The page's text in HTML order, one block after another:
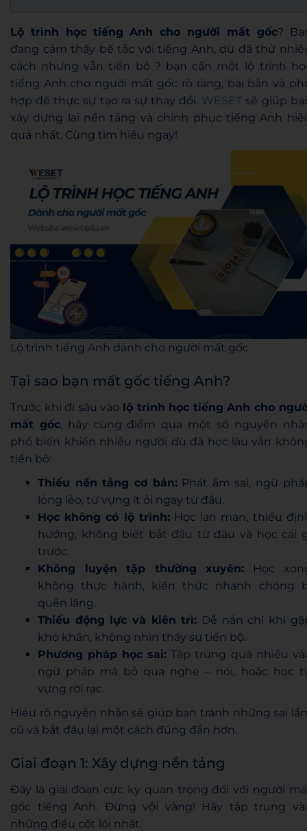
Lộ trình học tiếng Anh cho người mất gốc?
đang cảm thấy bế tắc với tiếng Anh, dù đã thử
cách nhưng vẫn tiến bộ ? bạn cần một lộ trình
tiếng Anh cho người mất gốc rõ ràng, bài bản và
hợp để thực sự tạo ra sự thay đổi. WESET sẽ giúp
xây dựng lại nền tảng và chinh phục tiếng Anh
quả nhất. Cùng tìm hiểu ngay!
Lộ trình tiếng Anh dành cho người mất gốc
Tại sao bạn mất gốc tiếng Anh?
Trước khi đi sâu vào lộ trình học tiếng Anh cho
mất gốc, hãy cùng điểm qua một số nguyên
phổ biến khiến nhiều người dù đã học lâu vẫn
tiến bộ:
Thiếu nền tảng cơ bản:Phát âm sai, ngữ
lỏng lẻo, từ vựng ít ỏi ngay từ đầu.
Học không có lộ trình:Học lan man, thiếu
hướng, không biết bắt đầu từ đâu và học cái
trước.
Không luyện tập thường xuyên: Học
không thực hành, kiến thức nhanh chóng
quên lãng.
Thiếu động lực và kiên trì: Dễ nản chí khi
khó khăn, không nhìn thấy sự tiến bộ.
Phương pháp học sai: Tập trung quá nhiều
ngữ pháp mà bỏ qua nghe – nói, hoặc học
vựng rời rạc.
Hiểu rõ nguyên nhân sẽ giúp bạn tránh những sai
cũ và bắt đầu lại một cách đúng đắn hơn.
Giai đoạn 1: Xây dựng nền tảng
Đây là giai đoạn cực kỳ quan trọng đối với người
gốc tiếng Anh. Đừng vội vàng! Hãy tập trung
những điều cốt lõi nhất.